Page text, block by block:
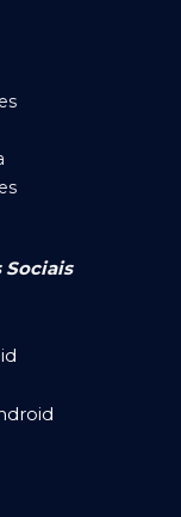
Sociais